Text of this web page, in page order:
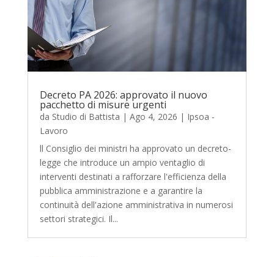
Decreto PA 2026: approvato il nuovo
pacchetto di misure urgenti
da Studio di Battista | Ago 4, 2026 | Ipsoa -
Lavoro
ll Consiglio dei ministri ha approvato un decreto-
legge che introduce un ampio ventaglio di
interventi destinati a rafforzare l'efficienza della
pubblica amministrazione e a garantire la
continuità dell'azione amministrativa in numerosi
settori strategici. Il...